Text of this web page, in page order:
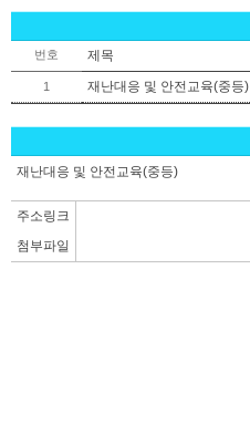
번호 제목
1 재난대응 및 안전교육(중등)
재난대응 및 안전교육(중등)
주소링크
첨부파일